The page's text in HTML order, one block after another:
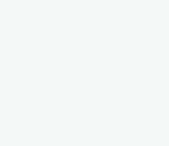
website, anonymously.
in the category